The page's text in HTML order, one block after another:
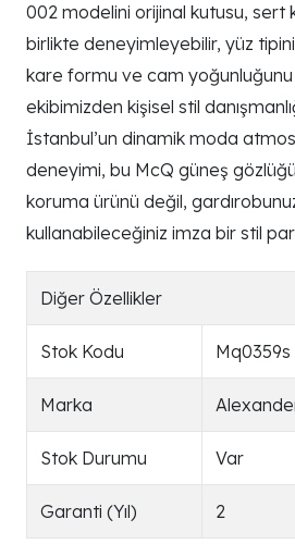
002 modelini orijinal kutusu, sert
birlikte deneyimleyebilir, yüz
kare formu ve cam
ekibimizden kişisel stil
İstanbul’un dinamik moda
deneyimi, bu McQ güneş
koruma ürünü değil,
kullanabileceğiniz imza bir stil
Diğer Özellikler
Stok Kodu
Marka
Stok Durumu Var
Garanti (Yıl) 2